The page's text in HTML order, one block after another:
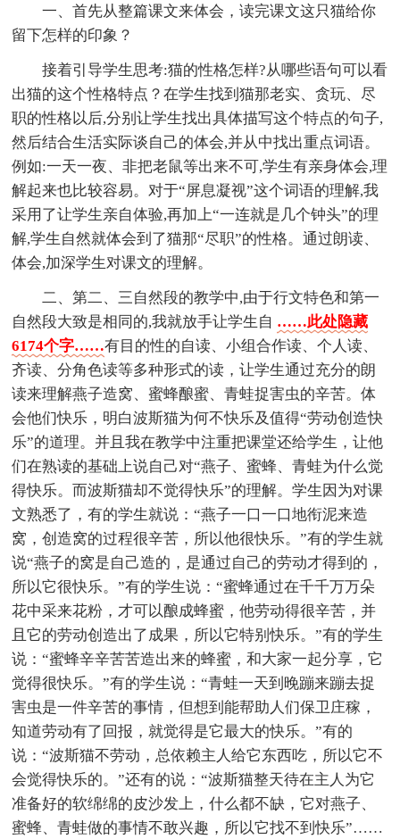
一、首先从整篇课文来体会，读完课文这只猫给你
留下怎样的印象？
接着引导学生思考:猫的性格怎样?从哪些语句可以看
出猫的这个性格特点？在学生找到猫那老实、贪玩、尽
职的性格以后,分别让学生找出具体描写这个特点的句子,
然后结合生活实际谈自己的体会,并从中找出重点词语。
例如:一天一夜、非把老鼠等出来不可,学生有亲身体会,理
解起来也比较容易。对于“屏息凝视”这个词语的理解,我
采用了让学生亲自体验,再加上“一连就是几个钟头”的理
解,学生自然就体会到了猫那“尽职”的性格。通过朗读、
体会,加深学生对课文的理解。
二、第二、三自然段的教学中,由于行文特色和第一
自然段大致是相同的,我就放手让学生自 ……此处隐藏
6174个字……有目的性的自读、小组合作读、个人读、
齐读、分角色读等多种形式的读，让学生通过充分的朗
读来理解燕子造窝、蜜蜂酿蜜、青蛙捉害虫的辛苦。体
会他们快乐，明白波斯猫为何不快乐及值得“劳动创造快
乐”的道理。并且我在教学中注重把课堂还给学生，让他
们在熟读的基础上说自己对“燕子、蜜蜂、青蛙为什么觉
得快乐。而波斯猫却不觉得快乐”的理解。学生因为对课
文熟悉了，有的学生就说：“燕子一口一口地衔泥来造
窝，创造窝的过程很辛苦，所以他很快乐。”有的学生就
说“燕子的窝是自己造的，是通过自己的劳动才得到的，
所以它很快乐。”有的学生说：“蜜蜂通过在千千万万朵
花中采来花粉，才可以酿成蜂蜜，他劳动得很辛苦，并
且它的劳动创造出了成果，所以它特别快乐。”有的学生
说：“蜜蜂辛辛苦苦造出来的蜂蜜，和大家一起分享，它
觉得很快乐。”有的学生说：“青蛙一天到晚蹦来蹦去捉
害虫是一件辛苦的事情，但想到能帮助人们保卫庄稼，
知道劳动有了回报，就觉得是它最大的快乐。”有的
说：“波斯猫不劳动，总依赖主人给它东西吃，所以它不
会觉得快乐的。”还有的说：“波斯猫整天待在主人为它
准备好的软绵绵的皮沙发上，什么都不缺，它对燕子、
蜜蜂、青蛙做的事情不敢兴趣，所以它找不到快乐”……